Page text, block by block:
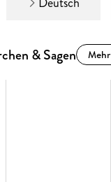
& Sagen Mehr